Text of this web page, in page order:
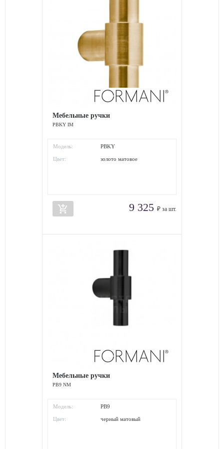
Мебельные ручки
PBKY IM
Модель: PBKY
Цвет: золото матовое
add_shopping_cart 9 325 ₽ за шт.
Мебельные ручки
PB9 NM
Модель: PB9
Цвет: черный матовый